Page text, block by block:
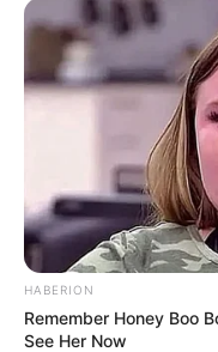
HABERION
Remember Honey Boo
See Her Now